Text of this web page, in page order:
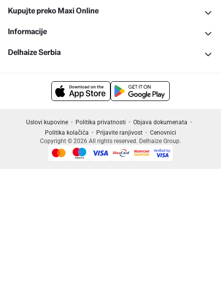
Kupujte preko Maxi Online
Informacije
Delhaize Serbia
Uslovi kupovine Politika privatnosti
Objava dokumenata
Politika kolačića
Prijavite ranjivost
Cenovnici
Copyright © 2026 All rights reserved. Delhaize Group.